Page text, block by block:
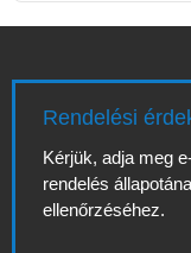
Rendelési
Kérjük, adja meg
rendelés
ellenőrzéséhez.